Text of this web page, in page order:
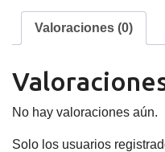
Valoraciones (0)
No hay valoraciones aún.
Solo los usuarios